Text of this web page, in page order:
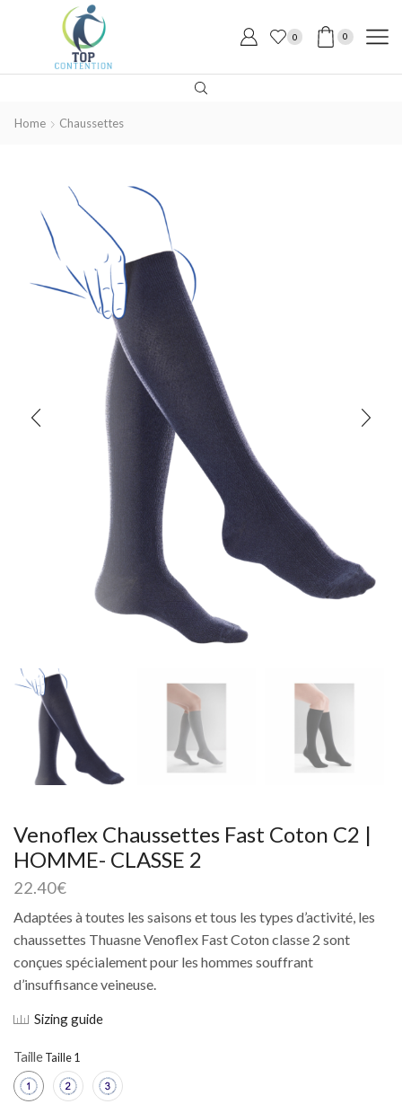
0 0
Home Chaussettes
Venoflex Chaussettes Fast Coton C2 |
HOMME- CLASSE 2
22.40€
Adaptées à toutes les saisons et tous les types d’activité, les
chaussettes Thuasne Venoflex Fast Coton classe 2 sont
conçues spécialement pour les hommes souffrant
d’insuffisance veineuse.
Sizing guide
Taille